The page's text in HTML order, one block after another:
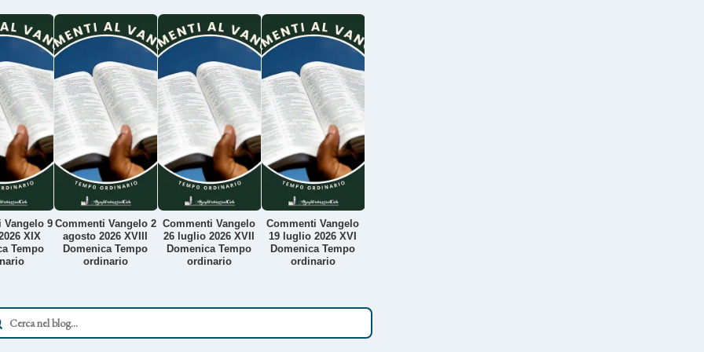
Vangelo 9
XIX
Tempo
Commenti Vangelo 2
agosto 2026 XVIII
Domenica Tempo
ordinario
Commenti Vangelo
26 luglio 2026 XVII
Domenica Tempo
ordinario
Commenti Vangelo
19 luglio 2026 XVI
Domenica Tempo
ordinario